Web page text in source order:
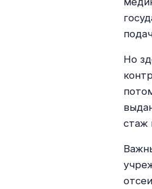
Но
стаж